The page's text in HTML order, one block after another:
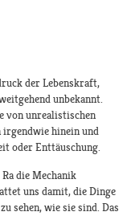
der Lebenskraft,
unbekannt.
von unrealistischen
hinein und
oder Enttäuschung.
die Mechanik
uns damit, die Dinge
sehen, wie sie sind. Das